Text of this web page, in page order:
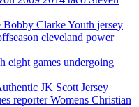
Bobby Clarke Youth jersey
cleveland power
eight games undergoing
JK Scott Jersey
reporter Womens Christian